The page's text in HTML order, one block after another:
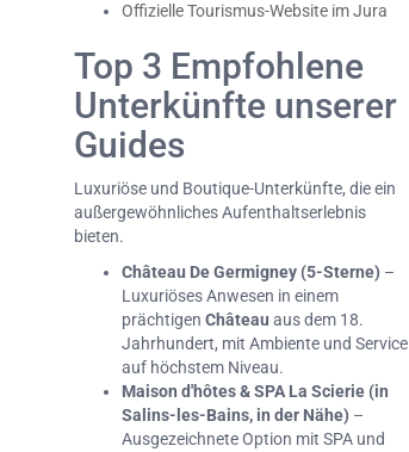
Offizielle Tourismus-Website im Jura
Top 3 Empfohlene
Unterkünfte unserer
Guides
Luxuriöse und Boutique-Unterkünfte, die ein
außergewöhnliches Aufenthaltserlebnis
bieten.
Château De Germigney (5-Sterne) –
Luxuriöses Anwesen in einem
prächtigen Château aus dem 18.
Jahrhundert, mit Ambiente und Service
auf höchstem Niveau.
Maison d'hôtes & SPA La Scierie (in
Salins-les-Bains, in der Nähe) –
Ausgezeichnete Option mit SPA und